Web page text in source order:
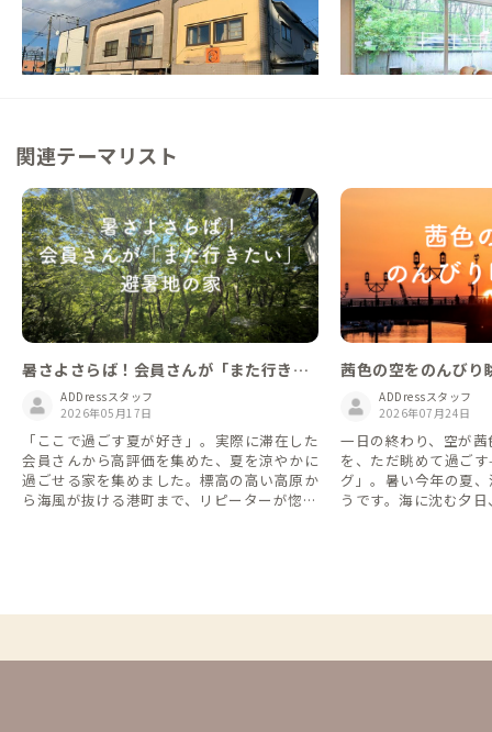
【世界三大夕日の幣舞橋近く】港町・釧路で
景色と食を味わう暮らし
この家からの距離 106km
【バス停目の前】農
が広がるシェアハウ
この家からの距離 165km
関連テーマリスト
暑さよさらば！会員さんが「また行きた
い」避暑地の家
ADDressスタッフ
2026年05月17日
「ここで過ごす夏が好き」。実際に滞在した
会員さんから高評価を集めた、夏を涼やかに
過ごせる家を集めました。標高の高い高原か
ら海風が抜ける港町まで、リピーターが惚れ
茜色の空をのんびり
グ」を楽しもう！
ADDressスタッフ
2026年07月24日
一日の終わり、空が
を、ただ眺めて過ご
グ」。暑い今年の夏
うです。海に沈む夕
しみ、ゆっくり過ご
飲み物を片手にぼー